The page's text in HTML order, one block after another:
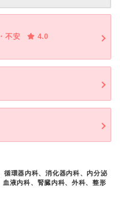
不安
4.0
循環器内科、消化器内科、内分泌
液内科、腎臓内科、外科、整形